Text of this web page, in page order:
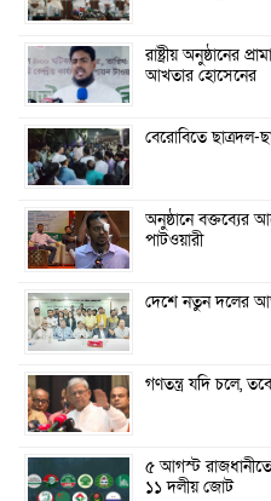
রাষ্ট্রীয় অনুষ্ঠানের
আখতার হোসেনের
বেরোবিতে
অনুষ্ঠানে বক্তব্যের
পাটওয়ারী
দেশে নতুন দলের
গণতন্ত্র যদি চলে,
৫ আগস্ট রাজধানীতে
১১ দলীয় জোট